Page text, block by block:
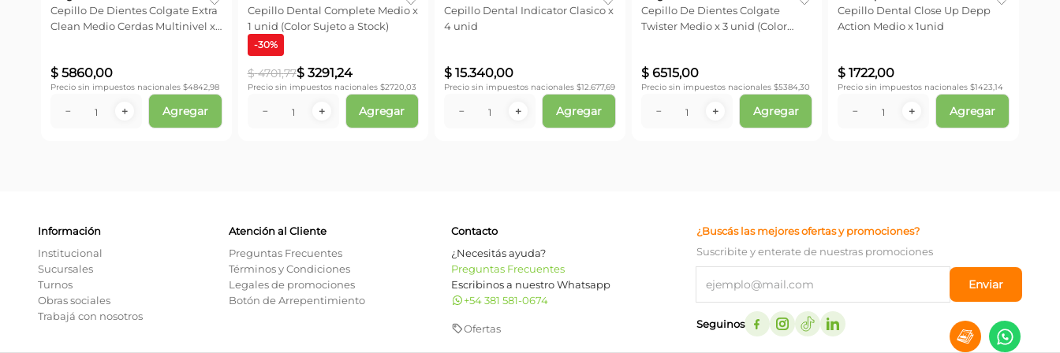
Cepillo De Dientes Colgate Extra
Clean Medio Cerdas Multinivel x
$ 5860,00
Precio sin impuestos nacionales $4842,98
＋
－ Agregar
Cepillo Dental Complete Medio x
1 unid (Color Sujeto a Stock)
-30%
$ 4701,77$ 3291,24
Precio sin impuestos nacionales $2720,03
＋
－ Agregar
Cepillo Dental Indicator Clasico x
4 unid
$ 15.340,00
Precio sin impuestos nacionales $12.677,69
＋
－ Agregar
Cepillo De Dientes Colgate
Twister Medio x 3 unid (Color
$ 6515,00
Precio sin impuestos nacionales $5384,30
＋
－ Agregar
Cepillo Dental Close Up Depp
Action Medio x 1unid
$ 1722,00
Precio sin impuestos nacionales $1423,14
＋
－ Agregar
Información
Institucional
Sucursales
Turnos
Obras sociales
Trabajá con nosotros
Atención al Cliente
Preguntas Frecuentes
Términos y Condiciones
Legales de promociones
Botón de Arrepentimiento
Contacto
¿Necesitás ayuda?
Preguntas Frecuentes
Escribinos a nuestro Whatsapp
+54 381 581-0674
Ofertas
¿Buscás las mejores ofertas y promociones?
Suscribite y enterate de nuestras promociones
Enviar
Seguinos